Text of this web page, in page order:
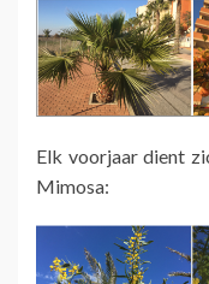
Elk voorjaar dient
Mimosa: